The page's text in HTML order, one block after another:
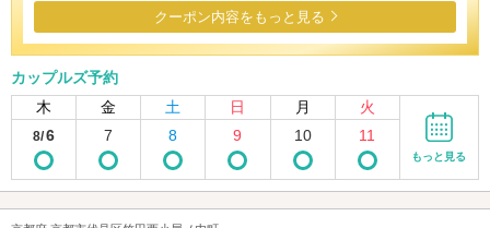
クーポン内容をもっと見る
カップルズ予約
木
金 土 日 月 火
8/6 7 8 9 10 11
もっと見る